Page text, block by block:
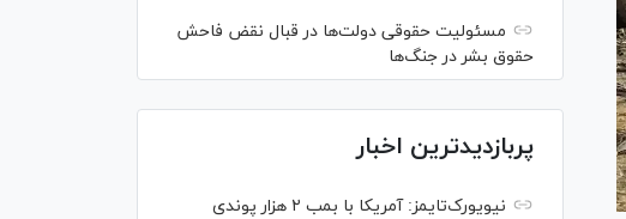
مسئولیت حقوقی دولت‌ها در قبال نقض‌ فاحش
حقوق بشر در جنگ‌ها
پربازدیدترین اخبار
نیویورک‌تایمز: آمریکا با بمب ۲ هزار پوندی